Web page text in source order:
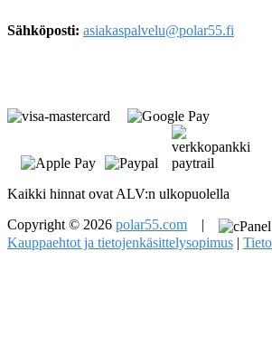
Sähköposti: asiakaspalvelu@polar55.fi
Kaikki hinnat ovat ALV:n ulkopuolella
Copyright © 2026 polar55.com |
Kauppaehtot ja tietojenkäsittelysopimus |